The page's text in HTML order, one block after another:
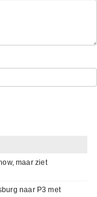
maar ziet
naar P3 met